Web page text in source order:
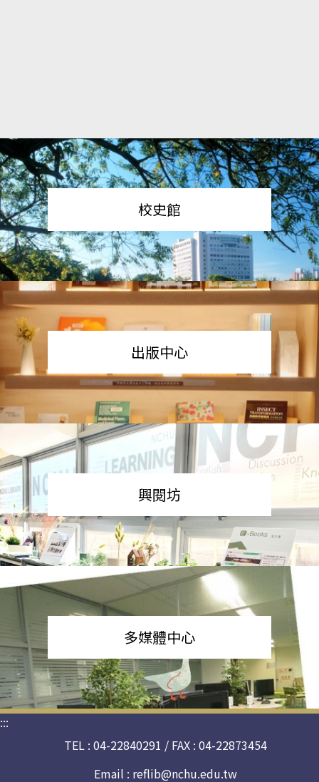
校史館
出版中心
興閱坊
多媒體中心
:::
TEL : 04-22840291 / FAX : 04-22873454
Email : reflib@nchu.edu.tw